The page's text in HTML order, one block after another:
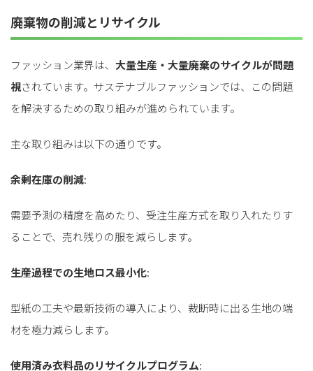
廃棄物の削減とリサイクル
ファッション業界は、 大量生産・大量廃棄のサイクルが問題
視されています。サステナブルファッションでは、この問題
を解決するための取り組みが進められています。
主な取り組みは以下の通りです。
余剰在庫の削減:
需要予測の精度を高めたり、受注生産方式を取り入れたりす
ることで、売れ残りの服を減らします。
生産過程での生地ロス最小化:
型紙の工夫や最新技術の導入により、裁断時に出る生地の端
材を極力減らします。
使用済み衣料品のリサイクルプログラム: